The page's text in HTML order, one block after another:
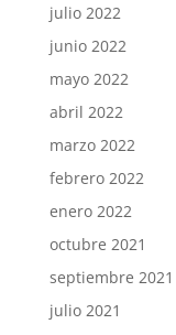
julio 2022
junio 2022
mayo 2022
abril 2022
marzo 2022
febrero 2022
enero 2022
octubre 2021
septiembre 2021
julio 2021